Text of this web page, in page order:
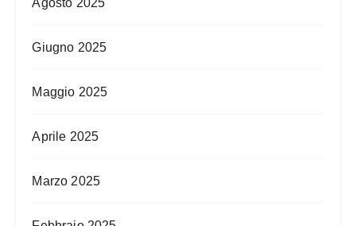
Agosto 2025
Giugno 2025
Maggio 2025
Aprile 2025
Marzo 2025